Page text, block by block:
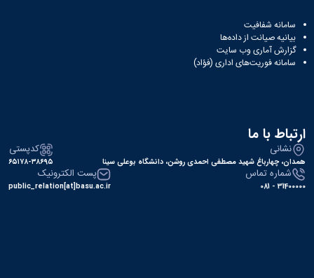
سامانه شفافیت
بیانیه صیانت از داده‌ها
گزارش آماری وب‌ سایت
سامانه فوریت‌های اداری (فؤاد)
ارتباط با ما
نشانی
همدان، چهارباغ شهید مصطفی احمدی روشن، دانشگاه بوعلی سینا
کدپستی
۶۵۱۷۸-۳۸۶۹۵
شماره تماس
31400000 - 081
پست الکترونیک
public_relation[at]basu.ac.ir